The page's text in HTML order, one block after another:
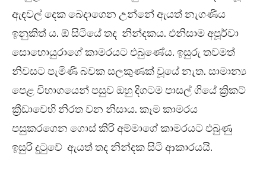
ඇඳවල් දෙක බෙදාගෙන උන්නේ ඇයත් නැගණිය
ඉනුකිත් ය. ඕ සිටියේ තද නින්දකය. එනිසාම අපූර්වා
සොහොයුරාගේ කාමරයට එබුණේය. ඉසුරු තවමත්
නිවසට පැමිණි බවක සලකුණක් වූයේ නැත. සාමාන්‍ය
පෙළ විභාගයෙන් පසුව ඔහු දිගටම පාසල් ගියේ ක්‍රිකට්
ක්‍රීඩාවෙහි නිරත වන නිසාය. කෑම කාමරය
පසුකරගෙන ගොස් කිරි අම්මාගේ කාමරයට එබුණු
ඉසුරි දුටුවේ ඇයත් තද නින්දක සිටි ආකාරයයි.